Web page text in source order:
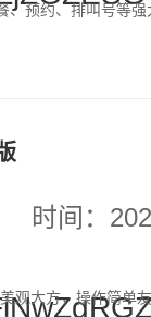
、预约、排叫号等
时间：
观大方，操作简单